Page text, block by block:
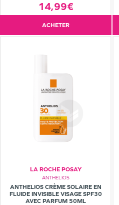
14,99€
ACHETER
LA ROCHE POSAY
ANTHELIOS
ANTHELIOS CRÈME SOLAIRE EN
FLUIDE INVISIBLE VISAGE SPF30
AVEC PARFUM 50ML